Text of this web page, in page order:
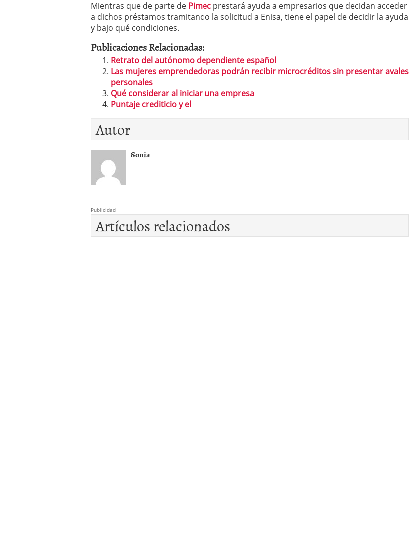
Mientras que de parte de Pimec prestará ayuda a empresarios que decidan acceder
a dichos préstamos tramitando la solicitud a Enisa, tiene el papel de decidir la ayuda
y bajo qué condiciones.
Publicaciones Relacionadas:
Retrato del autónomo dependiente español
Las mujeres emprendedoras podrán recibir microcréditos sin presentar avales
personales
Qué considerar al iniciar una empresa
Puntaje crediticio y el
Autor
Sonia
Publicidad
Artículos relacionados